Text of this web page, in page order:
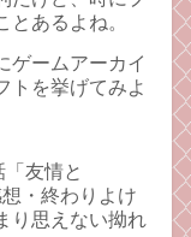
とあるよね。
ゲームアーカイ
トを挙げてみよ
友情と
・終わりよけ
り思えない拗れ